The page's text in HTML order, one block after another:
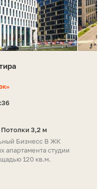
Потолки 3,2 м
Бизнесс В ЖК
апартамента студии
120 кв.м.